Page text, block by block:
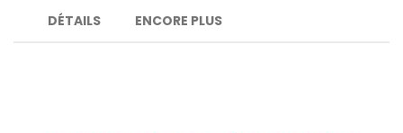
DÉTAILS ENCORE PLUS